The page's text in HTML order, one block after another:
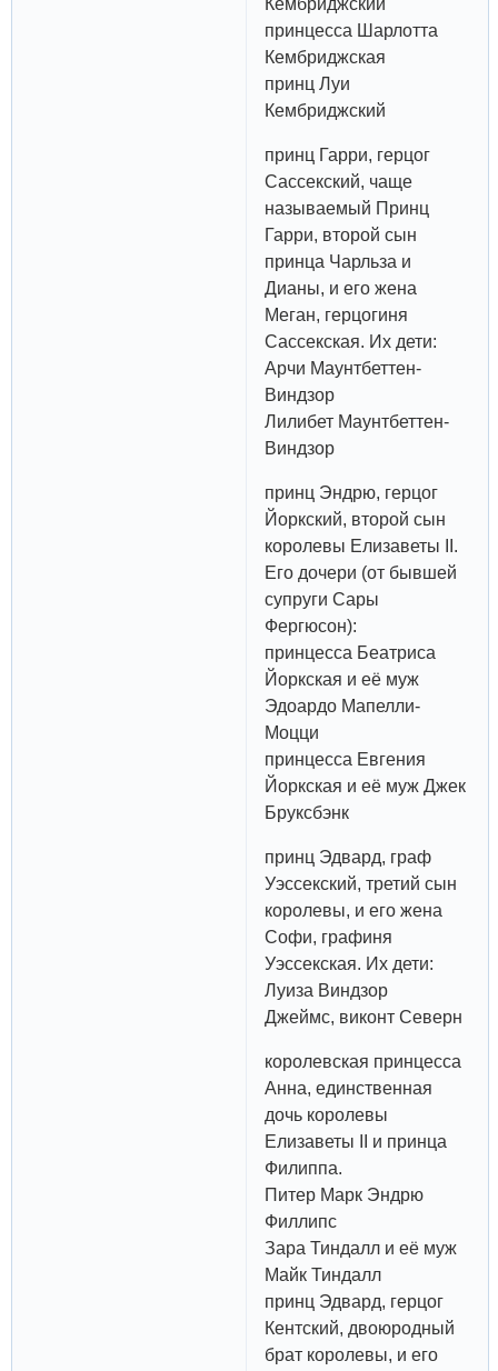
Кембриджский
принцесса Шарлотта
Кембриджская
принц Луи
Кембриджский
принц Гарри, герцог
Сассекский, чаще
называемый Принц
Гарри, второй сын
принца Чарльза и
Дианы, и его жена
Меган, герцогиня
Сассекская. Их дети:
Арчи Маунтбеттен-
Виндзор
Лилибет Маунтбеттен-
Виндзор
принц Эндрю, герцог
Йоркский, второй сын
королевы Елизаветы II.
Его дочери (от бывшей
супруги Сары
Фергюсон):
принцесса Беатриса
Йоркская и её муж
Эдоардо Мапелли-
Моцци
принцесса Евгения
Йоркская и её муж Джек
Бруксбэнк
принц Эдвард, граф
Уэссекский, третий сын
королевы, и его жена
Софи, графиня
Уэссекская. Их дети:
Луиза Виндзор
Джеймс, виконт Северн
королевская принцесса
Анна, единственная
дочь королевы
Елизаветы II и принца
Филиппа.
Питер Марк Эндрю
Филлипс
Зара Тиндалл и её муж
Майк Тиндалл
принц Эдвард, герцог
Кентский, двоюродный
брат королевы, и его